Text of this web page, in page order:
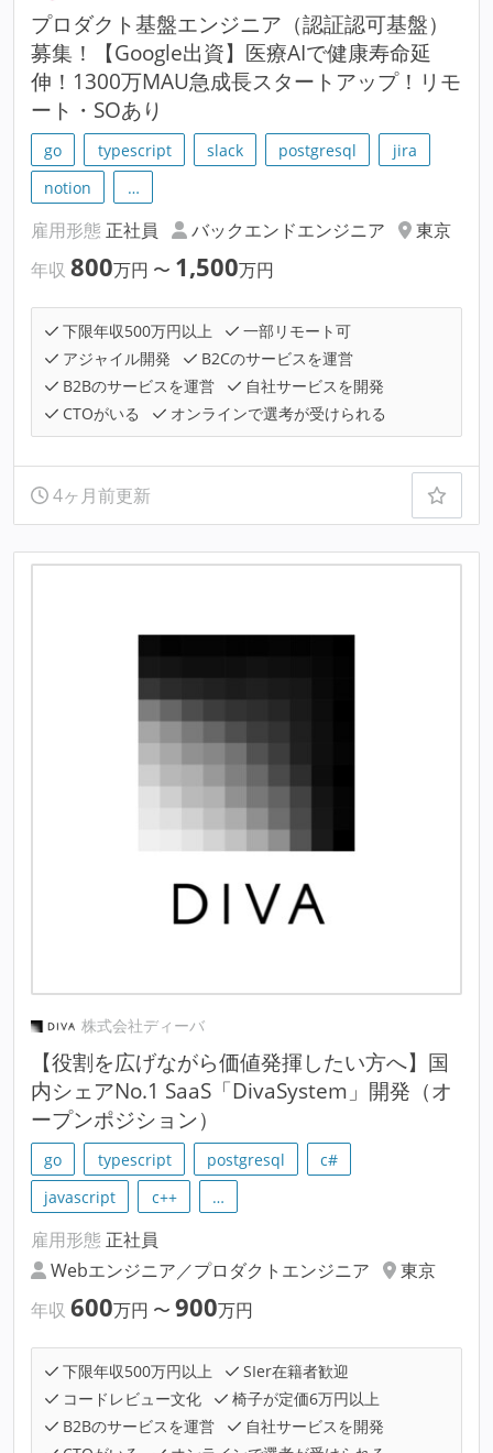
プロダクト基盤エンジニア（認証認可基盤）
募集！【Google出資】医療AIで健康寿命延
伸！1300万MAU急成長スタートアップ！リモ
ート・SOあり
go typescript slack postgresql
jira
notion
…
雇用形態 正社員 バックエンドエンジニア
東京
年収 800万円 〜 1,500万円
下限年収500万円以上
一部リモート可
アジャイル開発
B2Cのサービスを運営
B2Bのサービスを運営
自社サービスを開発
CTOがいる
オンラインで選考が受けられる
4ヶ月前更新
株式会社ディーバ
【役割を広げながら価値発揮したい方へ】国
内シェアNo.1 SaaS「DivaSystem」開発（オ
ープンポジション）
go typescript postgresql
c#
javascript
c++ …
雇用形態 正社員
Webエンジニア／プロダクトエンジニア
東京
年収 600万円 〜 900万円
下限年収500万円以上
SIer在籍者歓迎
コードレビュー文化
椅子が定価6万円以上
B2Bのサービスを運営
自社サービスを開発